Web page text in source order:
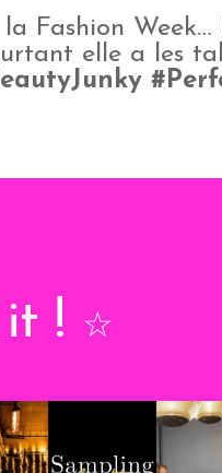
Fashion Week…
elle a les
! ☆